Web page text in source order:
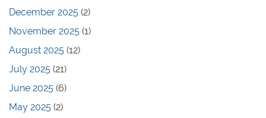
December 2025 (2)
November 2025 (1)
August 2025 (12)
July 2025 (21)
June 2025 (6)
May 2025 (2)